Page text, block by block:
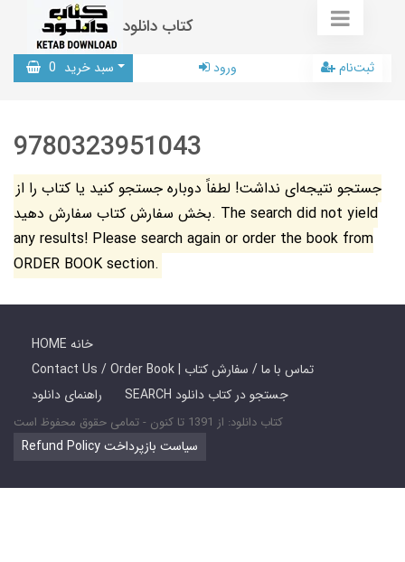
کتاب دانلود
سبد خرید 0 ورود ثبت‌نام
9780323951043
جستجو نتیجه‌ای نداشت! لطفاً دوباره جستجو کنید یا کتاب را از
بخش سفارش کتاب سفارش دهید. The search did not yield
any results! Please search again or order the book from
ORDER BOOK section.
HOME خانه
Contact Us / Order Book | تماس با ما / سفارش کتاب
راهنمای دانلود
SEARCH جستجو در کتاب دانلود
کتاب دانلود: از 1391 تا کنون - تمامی حقوق محفوظ است
Refund Policy سیاست بازپرداخت